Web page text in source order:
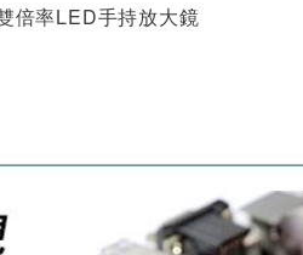
倍率LED手持放大鏡